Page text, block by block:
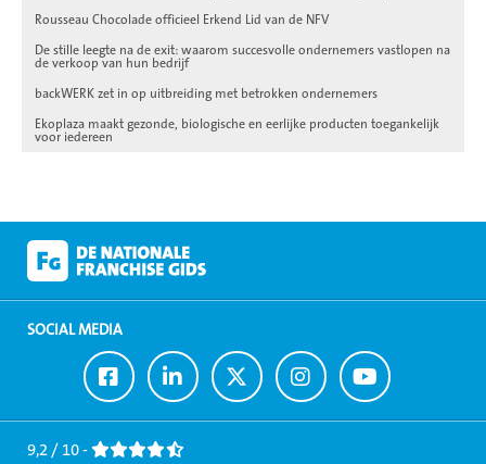
Rousseau Chocolade officieel Erkend Lid van de NFV
De stille leegte na de exit: waarom succesvolle ondernemers vastlopen na
de verkoop van hun bedrijf
backWERK zet in op uitbreiding met betrokken ondernemers
Ekoplaza maakt gezonde, biologische en eerlijke producten toegankelijk
voor iedereen
SOCIAL MEDIA
Ga
naar
Facebook
Ga
naar
LinkedIn
Ga
naar
Twitter
Ga
naar
Instagram
Ga
naar
Youtube
9,2 / 10 -